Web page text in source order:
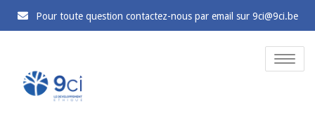
Pour toute question contactez-nous par email sur 9ci@9ci.be
Toggle